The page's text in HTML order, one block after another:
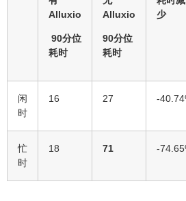
Alluxio
90分位
耗时
Alluxio
90分位
耗时
少
闲
时
忙
时